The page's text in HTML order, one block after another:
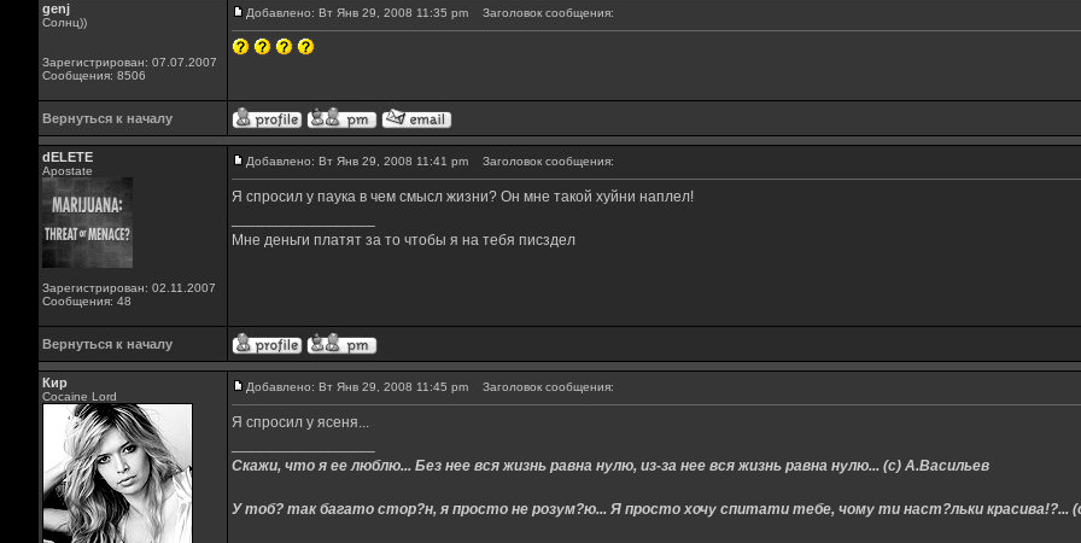
genj
Солнц))
Зарегистрирован: 07.07.2007
Сообщения: 8506
Добавлено: Вт Янв 29, 2008 11:35 pm Заголовок сообщения:
Вернуться к началу
dELETE
Apostate
Зарегистрирован: 02.11.2007
Сообщения: 48
Добавлено: Вт Янв 29, 2008 11:41 pm Заголовок сообщения:
Я спросил у паука в чем смысл жизни? Он мне такой хуйни наплел!
Мне деньги платят за то чтобы я на тебя писздел
Вернуться к началу
Кир
Cocaine Lord
Добавлено: Вт Янв 29, 2008 11:45 pm Заголовок сообщения:
Я спросил у ясеня...
Скажи, что я ее люблю... Без нее вся жизнь равна нулю, из-за нее вся жизнь равна нулю... (с) А.Васильев
У тоб? так багато стор?н, я просто не розум?ю... Я просто хочу спитати тебе, чому ти наст?льки красива!?...